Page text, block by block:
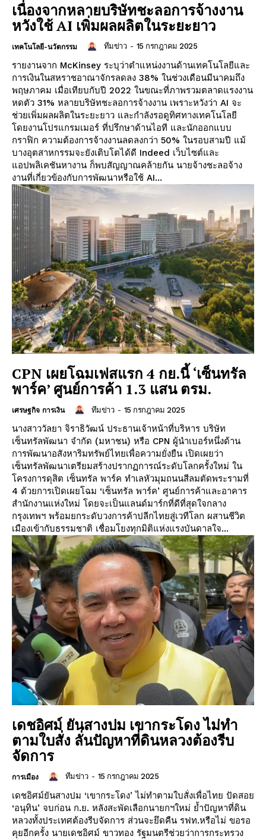
เนื่องจากหลายบริษัทชะลอการจ้างงาน
หวังใช้ AI เพิ่มผลผลิตในระยะยาว
เทคโนโลยี-นวัตกรรม ทีมข่าว - 15 กรกฎาคม 2025
รายงานจาก McKinsey ระบุว่าตำแหน่งงานด้านเทคโนโลยีและ
การเงินในสหราชอาณาจักรลดลง 38% ในช่วงเดือนมีนาคมถึง
พฤษภาคม เมื่อเทียบกับปี 2022 ในขณะที่ภาพรวมตลาดแรงงาน
หดตัว 31% หลายบริษัทชะลอการจ้างงาน เพราะหวังว่า AI จะ
ช่วยเพิ่มผลผลิตในระยะยาว และกำลังรอดูทิศทางเทคโนโลยี
โดยงานโปรแกรมเมอร์ ที่ปรึกษาด้านไอที และนักออกแบบ
กราฟิก ความต้องการจ้างงานลดลงกว่า 50% ในรอบสามปี แม้
บางอุตสาหกรรมจะยังเติบโตได้ดี Indeed เว็บไซต์และ
แอปพลิเคชันหางาน ก็พบสัญญาณคล้ายกัน นายจ้างชะลอจ้าง
งานที่เกี่ยวข้องกับการพัฒนาหรือใช้ AI...
CPN เผยโฉมเฟสแรก 4 กย.นี้ ‘เซ็นทรัล
พาร์ค’ ศูนย์การค้า 1.3 แสน ตรม.
เศรษฐกิจ การเงิน ทีมข่าว - 15 กรกฎาคม 2025
นางสาววัลยา จิราธิวัฒน์ ประธานเจ้าหน้าที่บริหาร บริษัท
เซ็นทรัลพัฒนา จำกัด (มหาชน) หรือ CPN ผู้นำเบอร์หนึ่งด้าน
การพัฒนาอสังหาริมทรัพย์ไทยเพื่อความยั่งยืน เปิดเผยว่า
เซ็นทรัลพัฒนาเตรียมสร้างปรากฏการณ์ระดับโลกครั้งใหม่ ใน
โครงการดุสิต เซ็นทรัล พาร์ค ทำเลหัวมุมถนนสีลมตัดพระรามที่
4 ด้วยการเปิดเผยโฉม ‘เซ็นทรัล พาร์ค’ ศูนย์การค้าและอาคาร
สำนักงานแห่งใหม่ โดยจะเป็นแลนด์มาร์กที่ดีที่สุดใจกลาง
กรุงเทพฯ พร้อมยกระดับวงการค้าปลีกไทยสู่เวทีโลก ผสานชีวิต
เมืองเข้ากับธรรมชาติ เชื่อมโยงทุกมิติแห่งแรงบันดาลใจ...
เดชอิศม์ ยันสางปม เขากระโดง ไม่ทำ
ตามใบสั่ง ลั่นปัญหาที่ดินหลวงต้องรีบ
จัดการ
การเมือง ทีมข่าว - 15 กรกฎาคม 2025
เดชอิศม์ยันสางปม ‘เขากระโดง’ ไม่ทำตามใบสั่งเพื่อไทย ปัดสอย
‘อนุทิน’ จบก่อน ก.ย. หลังสะพัดเลือกนายกฯใหม่ ย้ำปัญหาที่ดิน
หลวงทั้งประเทศต้องรีบจัดการ ส่วนจะยึดคืน รฟท.หรือไม่ ขอรอ
คุยอีกครั้ง นายเดชอิศม์ ขาวทอง รัฐมนตรีช่วยว่าการกระทรวง